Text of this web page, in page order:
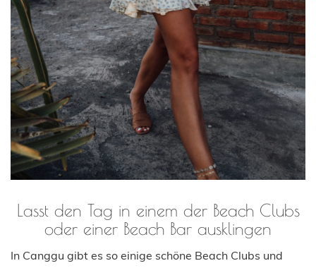
Lasst den Tag in einem der Beach Clubs
oder einer Beach Bar ausklingen
In Canggu gibt es so einige schöne Beach Clubs und